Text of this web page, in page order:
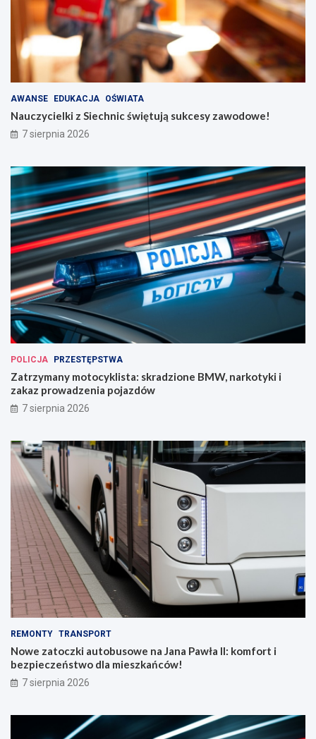
AWANSE EDUKACJA OŚWIATA
Nauczycielki z Siechnic świętują sukcesy zawodowe!
7 sierpnia 2026
POLICJA PRZESTĘPSTWA
Zatrzymany motocyklista: skradzione BMW, narkotyki i
zakaz prowadzenia pojazdów
7 sierpnia 2026
REMONTY TRANSPORT
Nowe zatoczki autobusowe na Jana Pawła II: komfort i
bezpieczeństwo dla mieszkańców!
7 sierpnia 2026